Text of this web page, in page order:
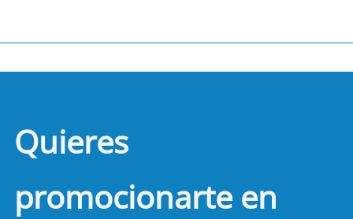
Quieres
promocionarte en